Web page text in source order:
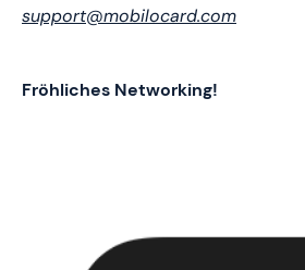
support@mobilocard.com
Fröhliches Networking!